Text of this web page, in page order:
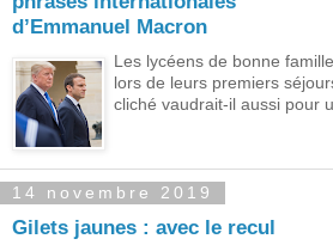
d’Emmanuel Macron
Les lycéens de bonne
lors de leurs premiers
cliché vaudrait-il aussi pour
14 novembre 2019
Gilets jaunes : avec le recul